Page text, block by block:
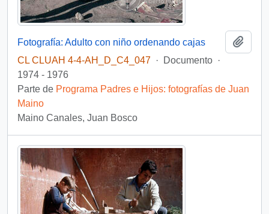
Fotografía: Adulto con niño ordenando cajas
CL CLUAH 4-4-AH_D_C4_047 · Documento ·
1974 - 1976
Parte de Programa Padres e Hijos: fotografías de Juan
Maino
Maino Canales, Juan Bosco